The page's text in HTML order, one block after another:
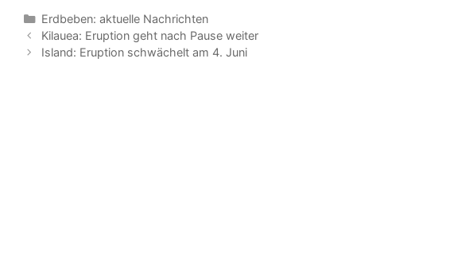
Kategorien
Erdbeben: aktuelle Nachrichten
Kilauea: Eruption geht nach Pause weiter
Island: Eruption schwächelt am 4. Juni